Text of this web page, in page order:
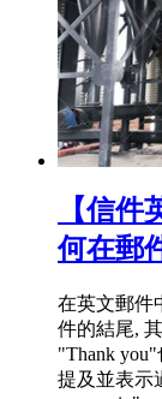
【信
何在郵
在英文郵件
件的結尾,
"Thank
提及並表示